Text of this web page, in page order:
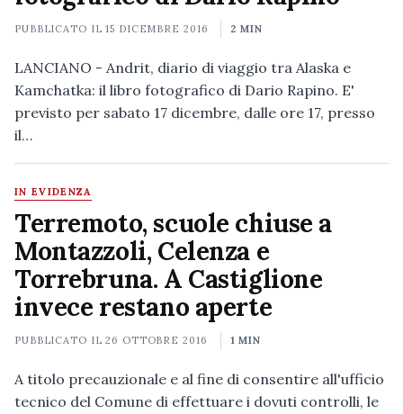
PUBBLICATO IL15 DICEMBRE 2016 2 MIN
LANCIANO - Andrit, diario di viaggio tra Alaska e
Kamchatka: il libro fotografico di Dario Rapino. E'
previsto per sabato 17 dicembre, dalle ore 17, presso
il…
IN EVIDENZA
Terremoto, scuole chiuse a
Montazzoli, Celenza e
Torrebruna. A Castiglione
invece restano aperte
PUBBLICATO IL26 OTTOBRE 2016 1 MIN
A titolo precauzionale e al fine di consentire all'ufficio
tecnico del Comune di effettuare i dovuti controlli, le